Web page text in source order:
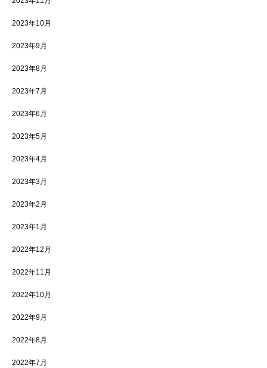
2023年10月
2023年9月
2023年8月
2023年7月
2023年6月
2023年5月
2023年4月
2023年3月
2023年2月
2023年1月
2022年12月
2022年11月
2022年10月
2022年9月
2022年8月
2022年7月